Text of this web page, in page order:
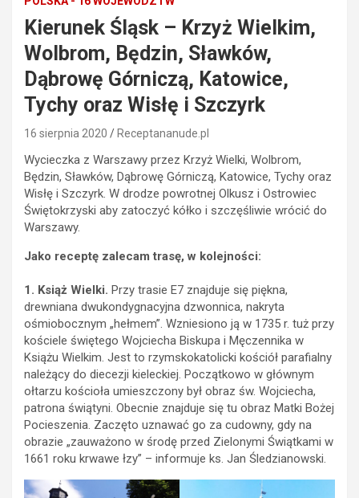
Kierunek Śląsk – Krzyż Wielkim,
Wolbrom, Będzin, Sławków,
Dąbrowę Górniczą, Katowice,
Tychy oraz Wisłę i Szczyrk
16 sierpnia 2020 Receptananude.pl
Wycieczka z Warszawy przez Krzyż Wielki, Wolbrom,
Będzin, Sławków, Dąbrowę Górniczą, Katowice, Tychy oraz
Wisłę i Szczyrk. W drodze powrotnej Olkusz i Ostrowiec
Świętokrzyski aby zatoczyć kółko i szczęśliwie wrócić do
Warszawy.
Jako receptę zalecam trasę, w kolejności:
1. Książ Wielki. Przy trasie E7 znajduje się piękna,
drewniana dwukondygnacyjna dzwonnica, nakryta
ośmiobocznym „hełmem”. Wzniesiono ją w 1735 r. tuż przy
kościele świętego Wojciecha Biskupa i Męczennika w
Książu Wielkim. Jest to rzymskokatolicki kościół parafialny
należący do diecezji kieleckiej. Początkowo w głównym
ołtarzu kościoła umieszczony był obraz św. Wojciecha,
patrona świątyni. Obecnie znajduje się tu obraz Matki Bożej
Pocieszenia. Zaczęto uznawać go za cudowny, gdy na
obrazie „zauważono w środę przed Zielonymi Świątkami w
1661 roku krwawe łzy” – informuje ks. Jan Śledzianowski.